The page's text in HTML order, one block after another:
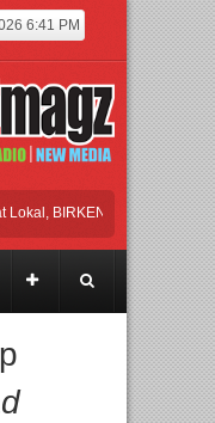
6:41 PM
INDONESIA
Kualitas SDM melalui Basic
Bicara, Febby Rastanty,
INDONESIA